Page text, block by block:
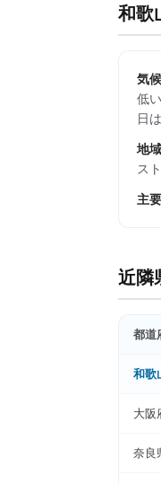
和歌
気
低
日
地
ス
主
近隣
都道
和歌
大阪
奈良